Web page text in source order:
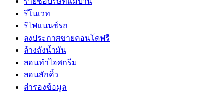
รีโนเวท
รีไฟแนนซ์รถ
ลงประกาศขายคอนโดฟรี
ล้างถังน้ำมัน
สอนทำไอศกรีม
สอนสักคิ้ว
สำรองข้อมูล